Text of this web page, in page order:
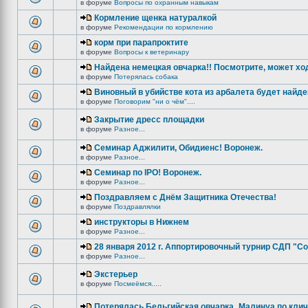
в форуме Вопросы по охранным навыкам
Кормление щенка натуралкой
в форуме Рекомендации по кормлению
корм при парапроктите
в форуме Вопросы к ветеринару
Найдена немецкая овчарка!! Посмотрите, может
в форуме Потерялась собака
Виновный в убийстве кота из арбалета будет
в форуме Поговорим "ни о чём"....
Закрытие дресс площадки
в форуме Разное...
Семинар Аджилити, Обидиенс! Воронеж.
в форуме Разное...
Семинар по IPO! Воронеж.
в форуме Разное...
Поздравляем с Днём Защитника Отечества!
в форуме Поздравлялки
инструкторы в Нижнем
в форуме Разное...
28 января 2012 г. Аппортировочный турнир СДП
в форуме Разное...
Экстерьер
в форуме Посмеёмся.....